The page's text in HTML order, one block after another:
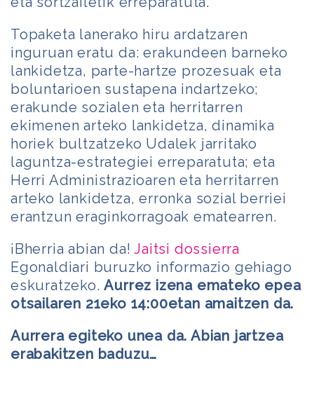
Topaketa lanerako hiru ardatzaren
inguruan eratu da: erakundeen barneko
lankidetza, parte-hartze prozesuak eta
boluntarioen sustapena indartzeko;
erakunde sozialen eta herritarren
ekimenen arteko lankidetza, dinamika
horiek bultzatzeko Udalek jarritako
laguntza-estrategiei erreparatuta; eta
Herri Administrazioaren eta herritarren
arteko lankidetza, erronka sozial berriei
erantzun eraginkorragoak ematearren.
¡Bherria abian da!Jaitsi dossierra
Egonaldiari buruzko informazio gehiago
eskuratzeko.Aurrez izena emateko epea
otsailaren 21eko 14:00etan amaitzen da.
Aurrera egiteko unea da. Abian jartzea
erabakitzen baduzu…